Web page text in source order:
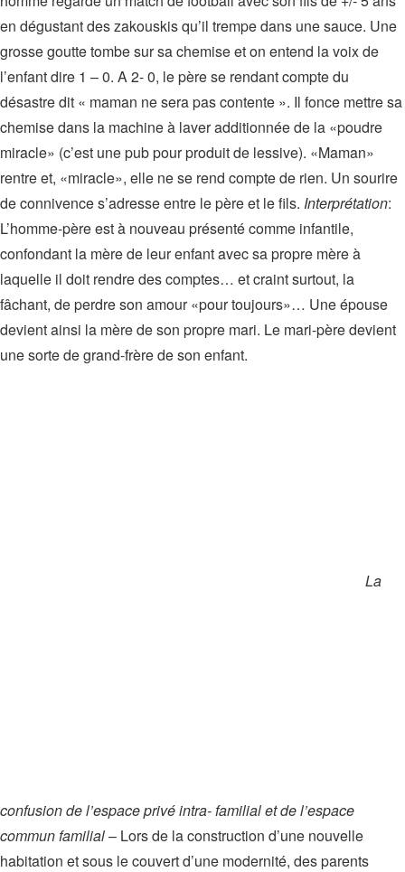
en dégustant des zakouskis qu’il trempe dans une sauce. Une
grosse goutte tombe sur sa chemise et on entend la voix de
l’enfant dire 1 – 0. A 2- 0, le père se rendant compte du
désastre dit « maman ne sera pas contente ». Il fonce mettre sa
chemise dans la machine à laver additionnée de la «poudre
miracle» (c’est une pub pour produit de lessive). «Maman»
rentre et, «miracle», elle ne se rend compte de rien. Un sourire
de connivence s’adresse entre le père et le fils. Interprétation:
L’homme-père est à nouveau présenté comme infantile,
confondant la mère de leur enfant avec sa propre mère à
laquelle il doit rendre des comptes… et craint surtout, la
fâchant, de perdre son amour «pour toujours»… Une épouse
devient ainsi la mère de son propre mari. Le mari-père devient
une sorte de grand-frère de son enfant.
La
confusion de l’espace privé intra- familial et de l’espace
commun familial– Lors de la construction d’une nouvelle
habitation et sous le couvert d’une modernité, des parents